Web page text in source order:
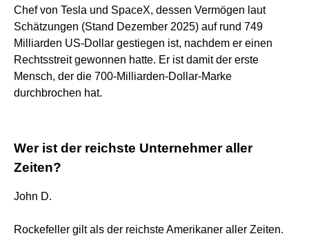
Chef von Tesla und SpaceX, dessen Vermögen laut
Schätzungen (Stand Dezember 2025) auf rund 749
Milliarden US-Dollar gestiegen ist, nachdem er einen
Rechtsstreit gewonnen hatte. Er ist damit der erste
Mensch, der die 700-Milliarden-Dollar-Marke
durchbrochen hat.
Wer ist der reichste Unternehmer aller
Zeiten?
John D.
Rockefeller gilt als der reichste Amerikaner aller Zeiten.